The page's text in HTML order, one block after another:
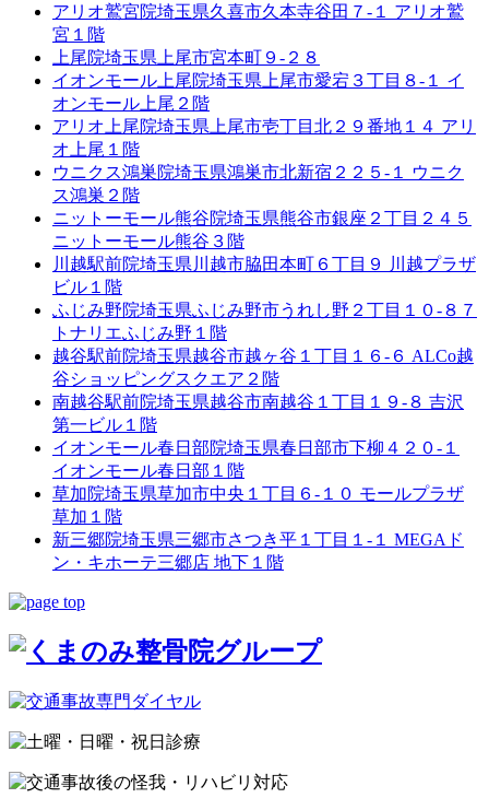
アリオ鷲宮院埼玉県久喜市久本寺谷田７-１ アリオ鷲
宮１階
上尾院埼玉県上尾市宮本町９-２８
イオンモール上尾院埼玉県上尾市愛宕３丁目８-１ イ
オンモール上尾２階
アリオ上尾院埼玉県上尾市壱丁目北２９番地１４ アリ
オ上尾１階
ウニクス鴻巣院埼玉県鴻巣市北新宿２２５-１ ウニク
ス鴻巣２階
ニットーモール熊谷院埼玉県熊谷市銀座２丁目２４５
ニットーモール熊谷３階
川越駅前院埼玉県川越市脇田本町６丁目９ 川越プラザ
ビル１階
ふじみ野院埼玉県ふじみ野市うれし野２丁目１０-８７
トナリエふじみ野１階
越谷駅前院埼玉県越谷市越ヶ谷１丁目１６-６ ALCo越
谷ショッピングスクエア２階
南越谷駅前院埼玉県越谷市南越谷１丁目１９-８ 吉沢
第一ビル１階
イオンモール春日部院埼玉県春日部市下柳４２０-１
イオンモール春日部１階
草加院埼玉県草加市中央１丁目６-１０ モールプラザ
草加１階
新三郷院埼玉県三郷市さつき平１丁目１-１ MEGAド
ン・キホーテ三郷店 地下１階